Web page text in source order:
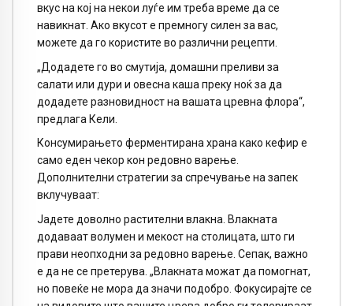
вкус на кој на некои луѓе им треба време да се
навикнат. Ако вкусот е премногу силен за вас,
можете да го користите во различни рецепти.
„Додадете го во смутија, домашни преливи за
салати или дури и овесна каша преку ноќ за да
додадете разновидност на вашата цревна флора“,
предлага Кели.
Консумирањето ферментирана храна како кефир е
само еден чекор кон редовно варење.
Дополнителни стратегии за спречување на запек
вклучуваат:
Јадете доволно растителни влакна. Влакната
додаваат волумен и мекост на столицата, што ги
прави неопходни за редовно варење. Сепак, важно
е да не се претерува. „Влакната можат да помогнат,
но повеќе не мора да значи подобро. Фокусирајте се